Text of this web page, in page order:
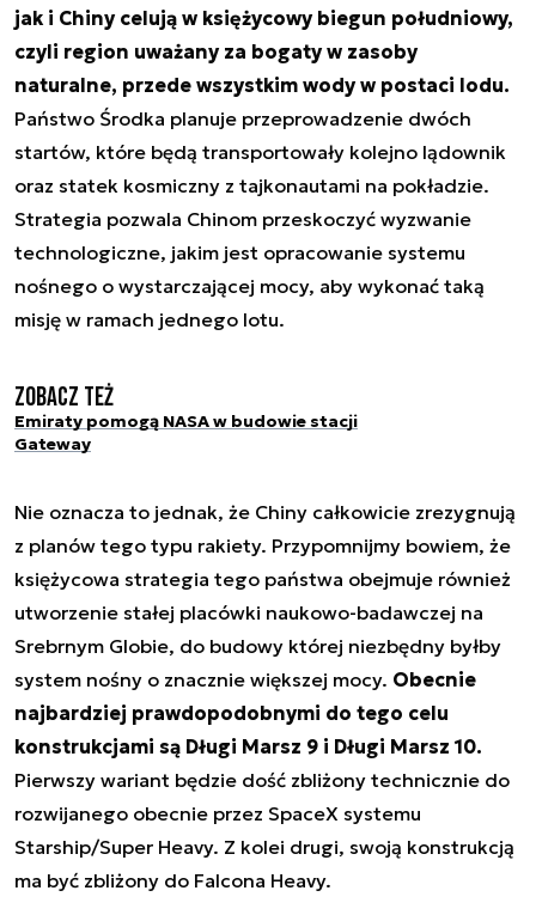
jak i Chiny celują w księżycowy biegun południowy,
czyli region uważany za bogaty w zasoby
naturalne, przede wszystkim wody w postaci lodu.
Państwo Środka planuje przeprowadzenie dwóch
startów, które będą transportowały kolejno lądownik
oraz statek kosmiczny z tajkonautami na pokładzie.
Strategia pozwala Chinom przeskoczyć wyzwanie
technologiczne, jakim jest opracowanie systemu
nośnego o wystarczającej mocy, aby wykonać taką
misję w ramach jednego lotu.
Zobacz też
Emiraty pomogą NASA w budowie stacji
Gateway
Nie oznacza to jednak, że Chiny całkowicie zrezygnują
z planów tego typu rakiety. Przypomnijmy bowiem, że
księżycowa strategia tego państwa obejmuje również
utworzenie stałej placówki naukowo-badawczej na
Srebrnym Globie, do budowy której niezbędny byłby
system nośny o znacznie większej mocy. Obecnie
najbardziej prawdopodobnymi do tego celu
konstrukcjami są Długi Marsz 9 i Długi Marsz 10.
Pierwszy wariant będzie dość zbliżony technicznie do
rozwijanego obecnie przez SpaceX systemu
Starship/Super Heavy. Z kolei drugi, swoją konstrukcją
ma być zbliżony do Falcona Heavy.